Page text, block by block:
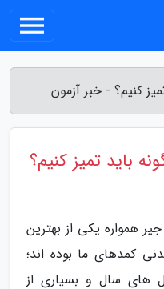
کنیم؟ - خبر آزمون
باید تمیز کنیم؟
همواره یکی از بهترین
کمدهای ما بوده اند؛
های سال و بسیاری از